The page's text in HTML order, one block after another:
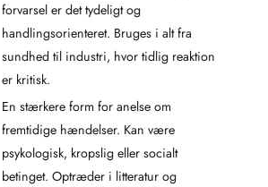
forvarsel er det tydeligt og
handlingsorienteret. Bruges i alt fra
sundhed til industri, hvor tidlig reaktion
er kritisk.
En stærkere form for anelse om
fremtidige hændelser. Kan være
psykologisk, kropslig eller socialt
betinget. Optræder i litteratur og